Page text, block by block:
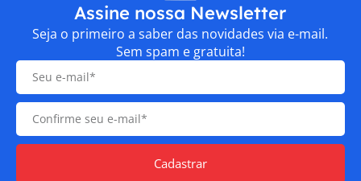
Assine nossa Newsletter
Seja o primeiro a saber das novidades via e-mail.
Sem spam e gratuita!
Cadastrar